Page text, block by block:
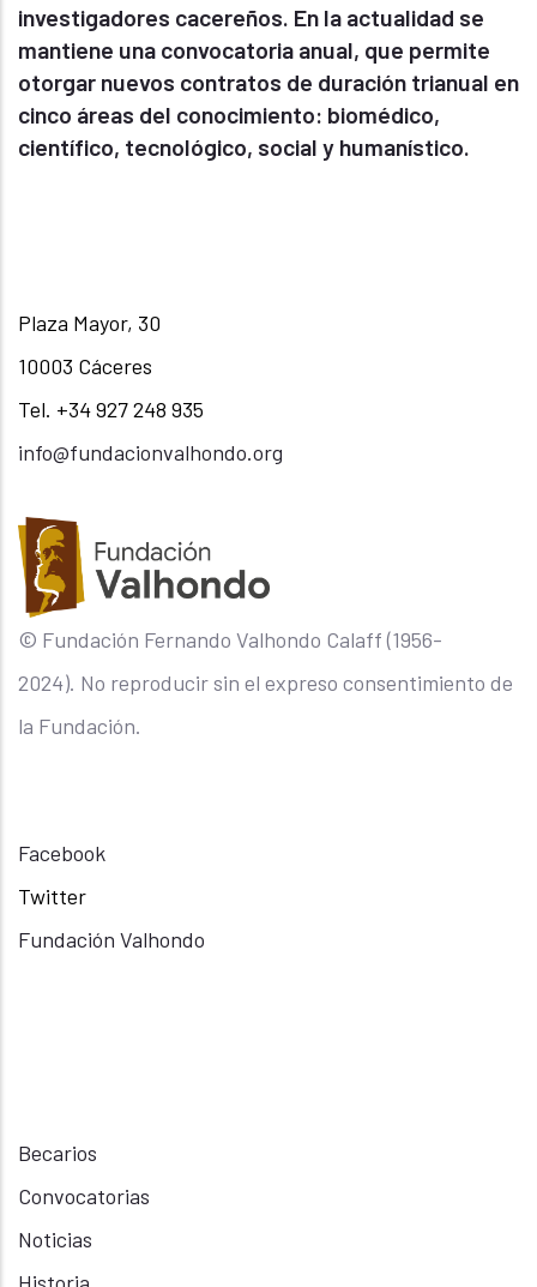
investigadores cacereños. En la actualidad se
mantiene una convocatoria anual, que permite
otorgar nuevos contratos de duración trianual en
cinco áreas del conocimiento: biomédico,
científico, tecnológico, social y humanístico.
Plaza Mayor, 30
10003 Cáceres
Tel. +34 927 248 935
info@fundacionvalhondo.org
© Fundación Fernando Valhondo Calaff (1956-
2024). No reproducir sin el expreso consentimiento de
la Fundación.
Facebook
Twitter
Fundación Valhondo
Becarios
Convocatorias
Noticias